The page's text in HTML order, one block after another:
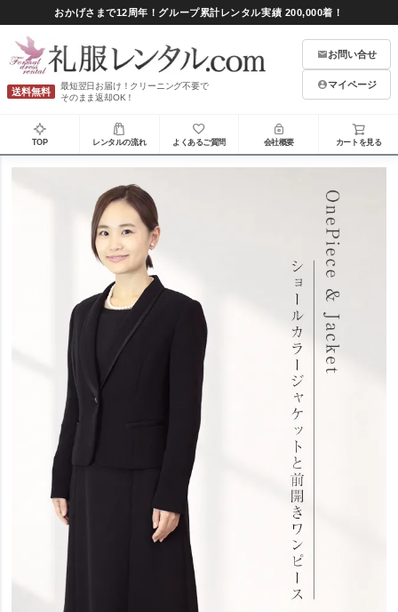
おかげさまで12周年！グループ累計レンタル実績 200,000着！
送料無料
最短翌日お届け！クリーニング不要で
そのまま返却OK！
お問い合せ
マイページ
TOP レンタルの流れ よくあるご質問 会社概要 カートを見る